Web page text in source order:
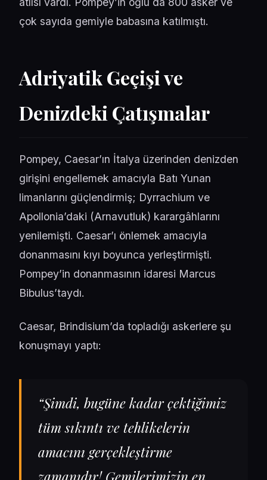
çok sayıda gemiyle babasına katılmıştı.
Adriyatik Geçişi ve
Denizdeki Çatışmalar
Pompey, Caesar’ın İtalya üzerinden denizden
girişini engellemek amacıyla Batı Yunan
limanlarını güçlendirmiş; Dyrrachium ve
Apollonia’daki (Arnavutluk) karargâhlarını
yenilemişti. Caesar’ı önlemek amacıyla
donanmasını kıyı boyunca yerleştirmişti.
Pompey’in donanmasının idaresi Marcus
Bibulus’taydı.
Caesar, Brindisium’da topladığı askerlere şu
konuşmayı yaptı:
“Şimdi, bugüne kadar çektiğimiz
tüm sıkıntı ve tehlikelerin
amacını gerçekleştirme
zamanıdır! Gemilerimizin en